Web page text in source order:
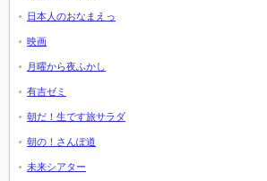
日本人のおなまえっ
映画
月曜から夜ふかし
有吉ゼミ
朝だ！生です旅サラダ
朝の！さんぽ道
未来シアター